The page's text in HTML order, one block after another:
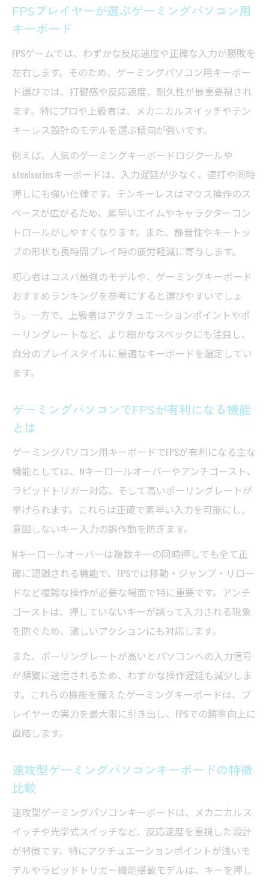
FPSプレイヤーが選ぶゲーミングパソコン用
キーボード
FPSゲームでは、わずかな反応速度や正確な入力が勝敗を
左右します。そのため、ゲーミングパソコン用キーボー
ド選びでは、打鍵感や反応速度、耐久性が最重要視され
ます。特にプロや上級者は、メカニカルスイッチやテン
キーレス設計のモデルを選ぶ傾向が強いです。
例えば、人気のゲーミングキーボードロジクールや
steelseriesキーボードは、入力遅延が少なく、連打や同時
押しにも強い仕様です。テンキーレスはマウス操作のス
ペースが広がるため、素早いエイムやキャラクターコン
トロールがしやすくなります。また、静音性やキートッ
プの形状も長時間プレイ時の疲労軽減に寄与します。
初心者はコスパ最強のモデルや、ゲーミングキーボード
おすすめランキングを参考にすると選びやすいでしょ
う。一方で、上級者はアクチュエーションポイントやポ
ーリングレートなど、より細かなスペックにも注目し、
自分のプレイスタイルに最適なキーボードを選定してい
ます。
ゲーミングパソコンでFPSが有利になる機能
とは
ゲーミングパソコン用キーボードでFPSが有利になる主な
機能としては、Nキーロールオーバーやアンチゴースト、
ラピッドトリガー対応、そして高いポーリングレートが
挙げられます。これらは正確で素早い入力を可能にし、
意図しないキー入力の誤作動を防ぎます。
Nキーロールオーバーは複数キーの同時押しでも全て正
確に認識される機能で、FPSでは移動・ジャンプ・リロー
ドなど複雑な操作が必要な場面で特に重要です。アンチ
ゴーストは、押していないキーが誤って入力される現象
を防ぐため、激しいアクションにも対応します。
また、ポーリングレートが高いとパソコンへの入力信号
が頻繁に送信されるため、わずかな操作遅延も減少しま
す。これらの機能を備えたゲーミングキーボードは、プ
レイヤーの実力を最大限に引き出し、FPSでの勝率向上に
直結します。
速攻型ゲーミングパソコンキーボードの特徴
比較
速攻型ゲーミングパソコンキーボードは、メカニカルス
イッチや光学式スイッチなど、反応速度を重視した設計
が特徴です。特にアクチュエーションポイントが浅いモ
デルやラピッドトリガー機能搭載モデルは、キーを押し